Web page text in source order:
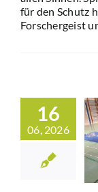
für den Schutz
Forschergeist
16
06, 2026
der